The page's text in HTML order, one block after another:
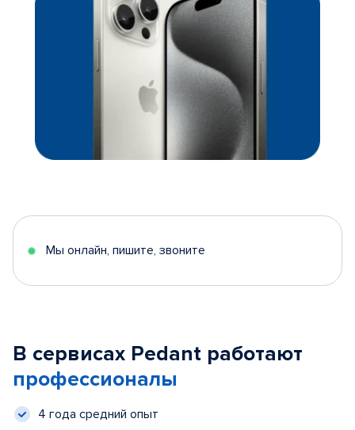
Мы онлайн, пишите, звоните
В сервисах Pedant работают
профессионалы
4 года средний опыт